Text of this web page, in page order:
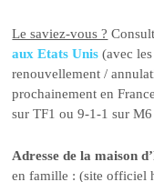
Le saviez-vous ?
aux Etats Unis (avec
renouvellement /
prochainement en
sur TF1 ou 9-1-1 sur
Adresse de la maison
en famille : (site officiel